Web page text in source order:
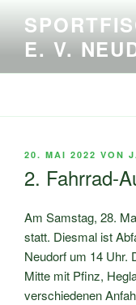
Inhalt
springenE. V.
VERÖFFENTLICHT
20. MAI 2022 VON
2. Fahrrad-
Am Samstag, 28.
statt. Diesmal ist
Neudorf um 14 Uhr.
Mitte mit Pfinz,
verschiedenen